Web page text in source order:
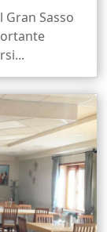
Gran Sasso